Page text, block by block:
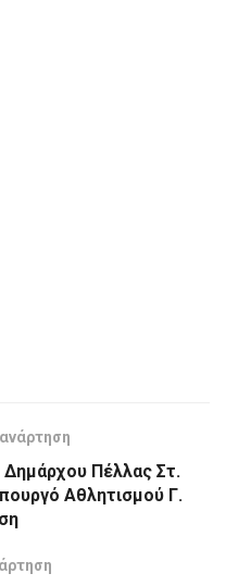
Πέλλας Στ.
Αθλητισμού Γ.